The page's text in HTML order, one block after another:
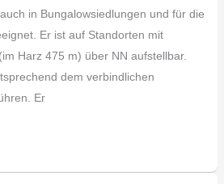
in Bungalowsiedlungen und für die
Er ist auf Standorten mit
Harz 475 m) über NN aufstellbar.
dem verbindlichen
Er